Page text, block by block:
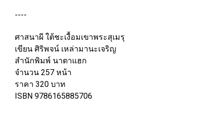
----
ศาสนาผี ใต้ชะเงื้อมเขาพระสุเมรุ
เขียน ศิริพจน์ เหล่ามานะเจริญ
สำนักพิมพ์ นาตาแฮก
จำนวน 257 หน้า
ราคา 320 บาท
ISBN 9786165885706